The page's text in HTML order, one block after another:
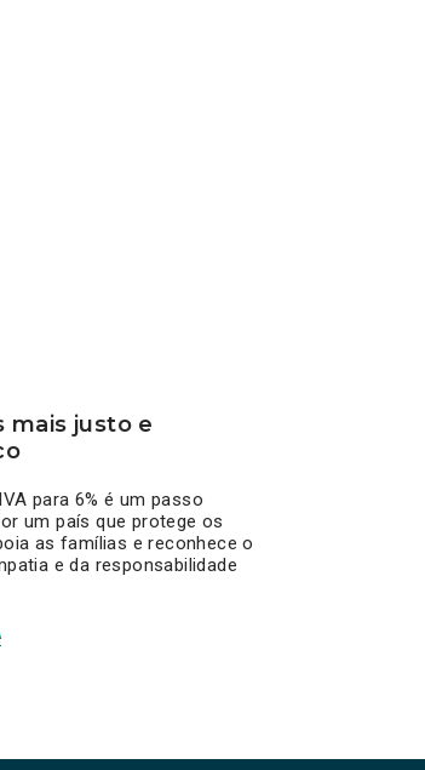
mais justo e
para 6% é um passo
um país que protege os
as famílias e reconhece o
e da responsabilidade